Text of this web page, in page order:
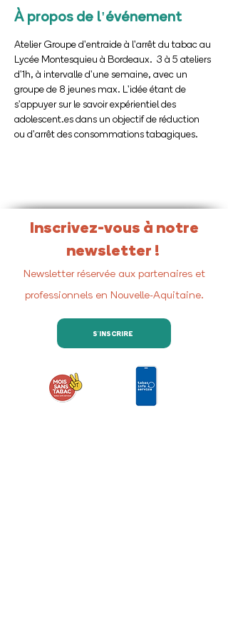
À propos de l'événement
Atelier Groupe d'entraide à l'arrêt du tabac au
Lycée Montesquieu à Bordeaux.  3 à 5 ateliers
d'1h, à intervalle d'une semaine, avec un
groupe de 8 jeunes max. L'idée étant de
s'appuyer sur le savoir expérientiel des
adolescent.es dans un objectif de réduction
ou d'arrêt des consommations tabagiques.
Inscrivez-vous à notre
newsletter !
Newsletter réservée aux partenaires et
professionnels en Nouvelle-Aquitaine.
S'INSCRIRE